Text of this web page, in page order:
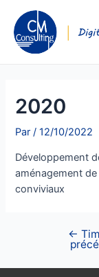
2020
Par/12/10/2022
Développement
aménagement
conviviaux
←